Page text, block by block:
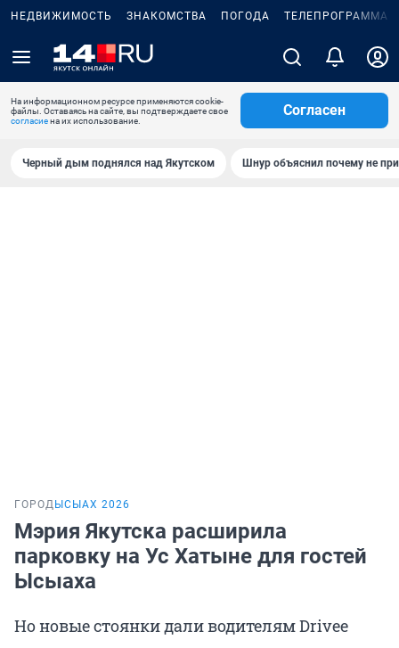
НЕДВИЖИМОСТЬ ЗНАКОМСТВА ПОГОДА ТЕЛЕПРОГРАММА
На информационном ресурсе применяются cookie-
файлы. Оставаясь на сайте, вы подтверждаете свое
согласиена их использование.
Согласен
Черный дым поднялся над Якутском Шнур объяснил почему не
ГОРОД ЫСЫАХ 2026
Мэрия Якутска расширила
парковку на Ус Хатыне для гостей
Ысыаха
Но новые стоянки дали водителям Drivee